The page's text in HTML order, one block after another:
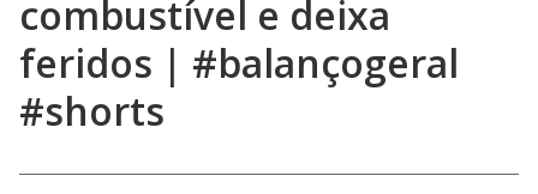
combustível e deixa
feridos | #balançogeral
#shorts